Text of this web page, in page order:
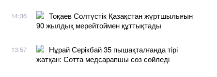
14:36
Тоқаев Солтүстік Қазақстан жұртшылығын
90 жылдық мерейтоймен құттықтады
13:57
Нұрай Серікбай 35 пышақталғанда тірі
жатқан: Сотта медсарапшы сөз сөйледі